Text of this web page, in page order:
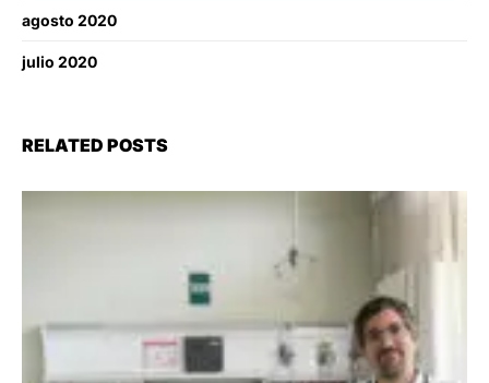
agosto 2020
julio 2020
RELATED POSTS